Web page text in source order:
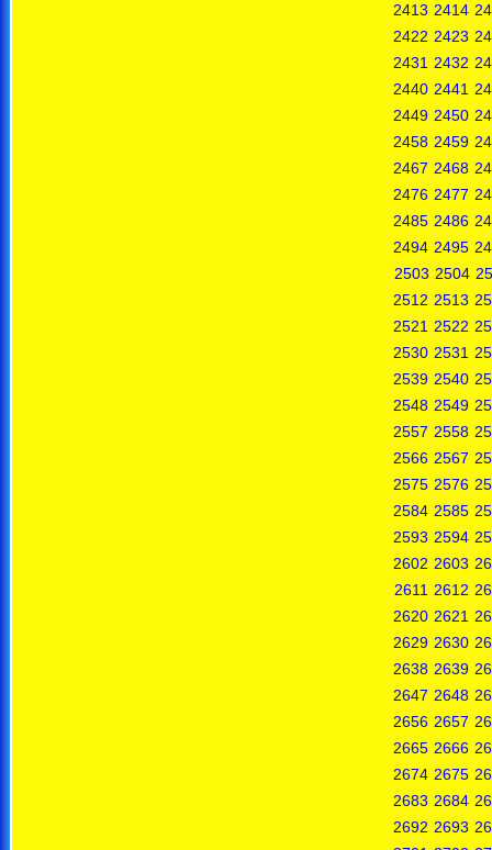
2413 2414
2422 2423
2431 2432
2440 2441
2449 2450
2458 2459
2467 2468
2476 2477
2485 2486
2494 2495
2503 2504
2512 2513
2521 2522
2530 2531
2539 2540
2548 2549
2557 2558
2566 2567
2575 2576
2584 2585
2593 2594
2602 2603
2611 2612
2620 2621
2629 2630
2638 2639
2647 2648
2656 2657
2665 2666
2674 2675
2683 2684
2692 2693